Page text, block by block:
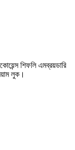
শিফলি এমব্রয়ডারি
লুক।